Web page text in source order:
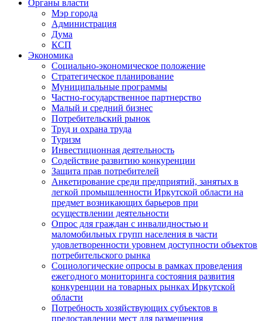
Органы власти
Мэр города
Администрация
Дума
КСП
Экономика
Социально-экономическое положение
Стратегическое планирование
Муниципальные программы
Частно-государственное партнерство
Малый и средний бизнес
Потребительский рынок
Труд и охрана труда
Туризм
Инвестиционная деятельность
Содействие развитию конкуренции
Защита прав потребителей
Анкетирование среди предприятий, занятых в
легкой промышленности Иркутской области на
предмет возникающих барьеров при
осуществлении деятельности
Опрос для граждан с инвалидностью и
маломобильных групп населения в части
удовлетворенности уровнем доступности объектов
потребительского рынка
Социологические опросы в рамках проведения
ежегодного мониторинга состояния развития
конкуренции на товарных рынках Иркутской
области
Потребность хозяйствующих субъектов в
предоставлении мест для размещения